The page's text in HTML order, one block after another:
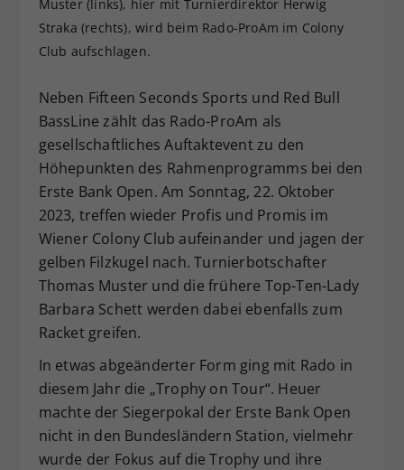
Muster (links), hier mit Turnierdirektor Herwig
Straka (rechts), wird beim Rado-ProAm im Colony
Club aufschlagen.
Neben Fifteen Seconds Sports und Red Bull
BassLine zählt das Rado-ProAm als
gesellschaftliches Auftaktevent zu den
Höhepunkten des Rahmenprogramms bei den
Erste Bank Open. Am Sonntag, 22. Oktober
2023, treffen wieder Profis und Promis im
Wiener Colony Club aufeinander und jagen der
gelben Filzkugel nach. Turnierbotschafter
Thomas Muster und die frühere Top-Ten-Lady
Barbara Schett werden dabei ebenfalls zum
Racket greifen.
In etwas abgeänderter Form ging mit Rado in
diesem Jahr die „Trophy on Tour“. Heuer
machte der Siegerpokal der Erste Bank Open
nicht in den Bundesländern Station, vielmehr
wurde der Fokus auf die Trophy und ihre
Dieser Wert speichert Ihre Consent-
zufällig generierte ID, für die
vorgenommen Einstellungen, falls der
Webseiten-Betreiber dies eingestellt
hat.